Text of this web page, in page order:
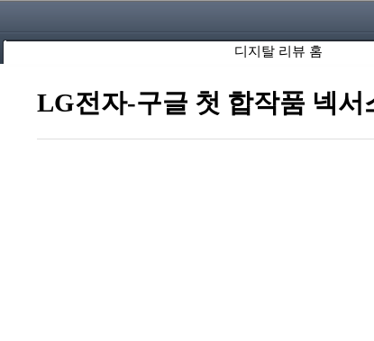
디지탈 리뷰 홈
LG전자-구글 첫 합작품 넥서